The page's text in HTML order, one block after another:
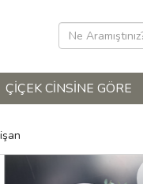
ÇIÇEK CINSINE GÖRE